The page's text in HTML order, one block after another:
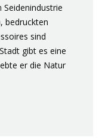
Seidenindustrie
bedruckten
sind
gibt es eine
er die Natur